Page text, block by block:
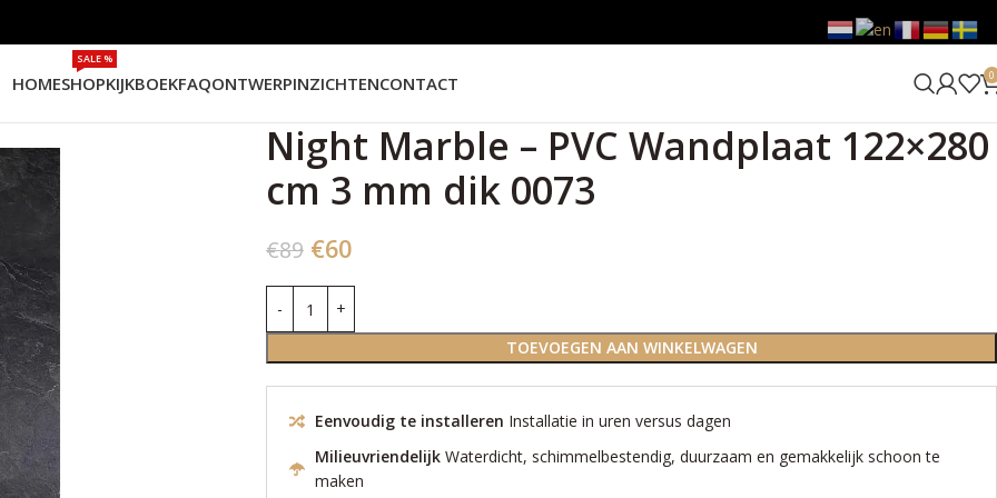
HOMESHOP
SALE %
KIJKBOEKFAQONTWERPINZICHTENCONTACT 0
Night Marble – PVC Wandplaat 122×280
cm 3 mm dik 0073
€89 €60
TOEVOEGEN AAN WINKELWAGEN
Eenvoudig te installeren Installatie in uren versus dagen
Milieuvriendelijk Waterdicht, schimmelbestendig, duurzaam en gemakkelijk schoon te
maken